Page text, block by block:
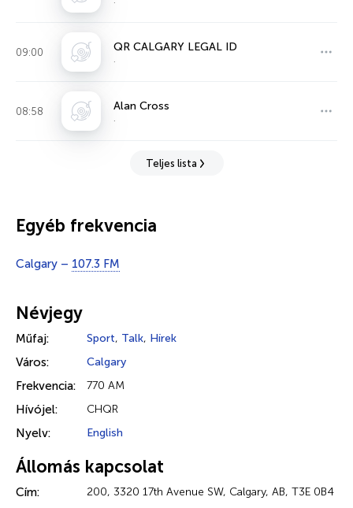
09:00 QR CALGARY LEGAL ID
08:58 Alan Cross
Teljes lista
Egyéb frekvencia
Calgary – 107.3 FM
Névjegy
Műfaj: Sport, Talk, Hírek
Város: Calgary
Frekvencia: 770 AM
Hívójel: CHQR
Nyelv: English
Állomás kapcsolat
Cím: 200, 3320 17th Avenue SW, Calgary, AB, T3E 0B4